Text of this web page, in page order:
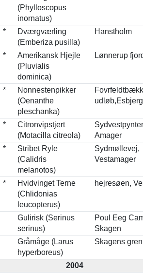
(Phylloscopus
inornatus)
*
Dværgværling
(Emberiza pusilla)
Hanstholm
*
Amerikansk Hjejle
(Pluvialis
dominica)
Lønnerup
*
Nonnestenpikker
(Oenanthe
pleschanka)
udløb,Esbjerg
*
Citronvipstjert
(Motacilla citreola)
Amager
*
Stribet Ryle
(Calidris
melanotos)
Sydmøllevej,
Vestamager
*
Hvidvinget Terne
(Chlidonias
leucopterus)
hejresøen,
Gulirisk (Serinus
serinus)
Poul Eeg
Skagen
Gråmåge (Larus
hyperboreus)
Skagens gren
2004